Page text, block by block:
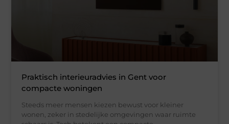
Praktisch interieuradvies in Gent voor
compacte woningen
Steeds meer mensen kiezen bewust voor kleiner
wonen, zeker in stedelijke omgevingen waar ruimte